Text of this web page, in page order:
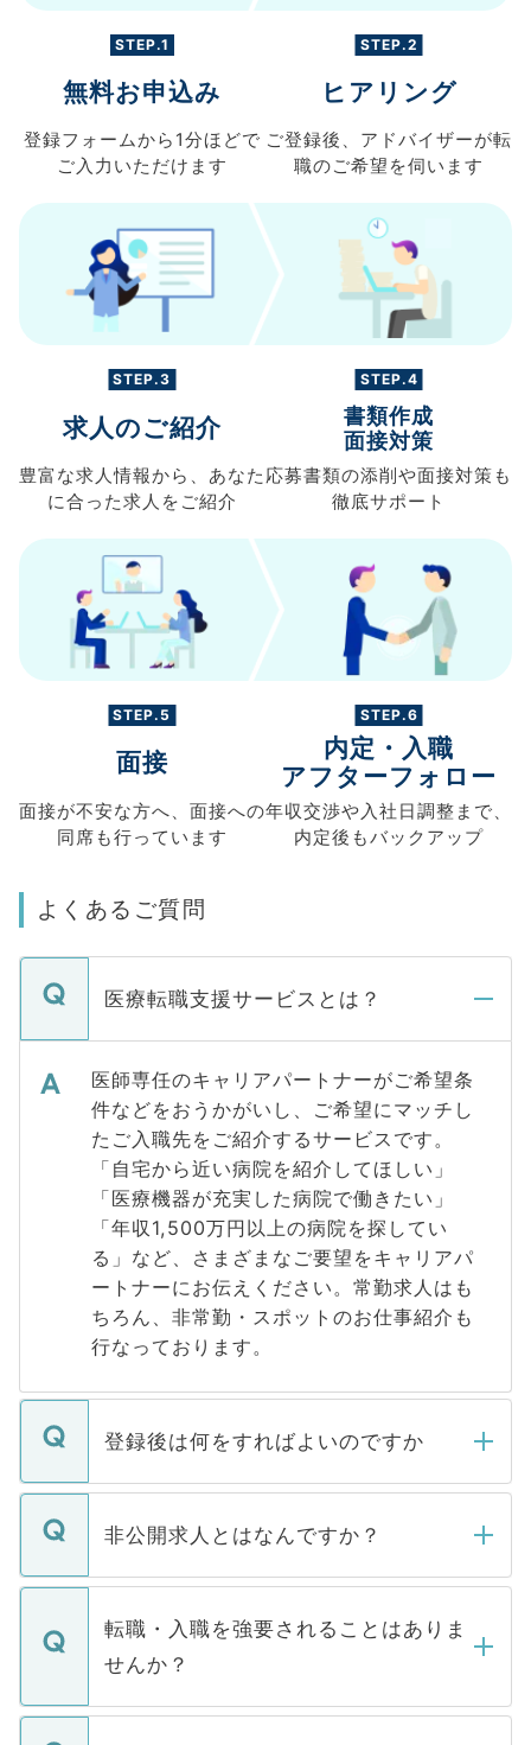
STEP.1
無料お申込み
登録フォームから 1分ほどで
ご入力 いただけます
STEP.2
ヒアリング
ご登録後、 アドバイザーが転
職のご希望を伺います
STEP.3
求人のご紹介
豊富な求人情報から、 あなた
に合った求人を ご紹介
STEP.4
書類作成
面接対策
応募書類の添削や面接対策も
徹底サポート
STEP.5
面接
面接が不安な方へ、 面接への
同席も行っています
STEP.6
内定・入職
アフターフォロー
年収交渉や 入社日調整まで、
内定後もバックアップ
よくあるご質問
医療転職支援サービスとは？
医師専任のキャリアパートナーがご希望条
件などをおうかがいし、ご希望にマッチし
たご入職先をご紹介するサービスです。
「自宅から近い病院を紹介してほしい」
「医療機器が充実した病院で働きたい」
「年収1,500万円以上の病院を探してい
る」など、さまざまなご要望をキャリアパ
ートナーにお伝えください。常勤求人はも
ちろん、非常勤・スポットのお仕事紹介も
行なっております。
登録後は何をすればよいのですか
ご登録いただきましたら、弊社担当者がご
登録内容を確認し、その後メールもしくは
ます。通常、5営業日以内にはご連絡をせて
いただきますので、しばらくお待ちくださ
い。
非公開求人とはなんですか？
マイナビDOCTORで取り扱っている求人の
うち約3割は、Webサイトからご覧いただ
けない「非公開求人」です。非公開求人は
下記の理由によって、一般には公開してい
ません。
転職・入職を強要されることはありま
せんか？
転職・入職を強要することは一切ありませ